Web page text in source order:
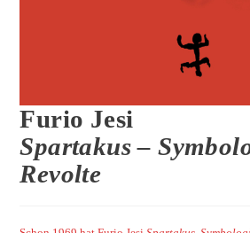
Furio Jesi
Spartakus –
Revolte